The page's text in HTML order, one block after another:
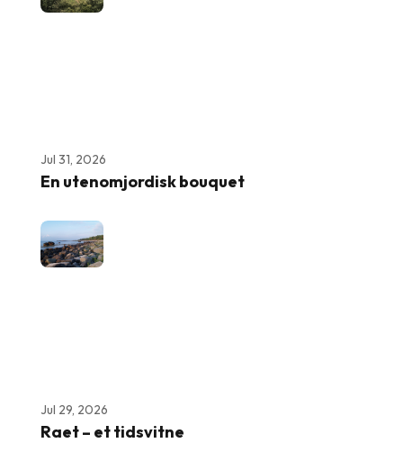
Jul 31, 2026
En utenomjordisk bouquet
Jul 29, 2026
Raet – et tidsvitne